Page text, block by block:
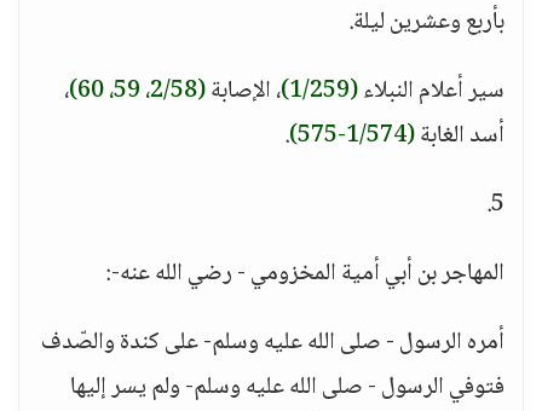
بأربع وعشرين ليلة.
سير أعلام النبلاء(1/259) ، الإصابة(2/58، 59، 60)
،
أسد الغابة(1/574-575)
.
5.
المهاجر بن أبي أمية المخزومي - رضي الله عنه-:
أمره الرسول - صلى الله عليه وسلم- على كندة والصّدف
فتوفي الرسول - صلى الله عليه وسلم- ولم يسر إليها